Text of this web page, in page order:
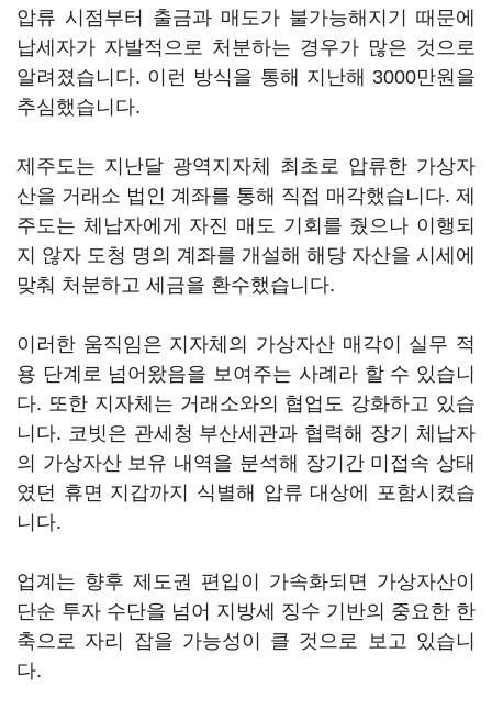
압류 시점부터 출금과 매도가 불가능해지기 때문에
납세자가 자발적으로 처분하는 경우가 많은 것으로
알려졌습니다. 이런 방식을 통해 지난해 3000만원을
추심했습니다.
제주도는 지난달 광역지자체 최초로 압류한 가상자
산을 거래소 법인 계좌를 통해 직접 매각했습니다. 제
주도는 체납자에게 자진 매도 기회를 줬으나 이행되
지 않자 도청 명의 계좌를 개설해 해당 자산을 시세에
맞춰 처분하고 세금을 환수했습니다.
이러한 움직임은 지자체의 가상자산 매각이 실무 적
용 단계로 넘어왔음을 보여주는 사례라 할 수 있습니
다. 또한 지자체는 거래소와의 협업도 강화하고 있습
니다. 코빗은 관세청 부산세관과 협력해 장기 체납자
의 가상자산 보유 내역을 분석해 장기간 미접속 상태
였던 휴면 지갑까지 식별해 압류 대상에 포함시켰습
니다.
업계는 향후 제도권 편입이 가속화되면 가상자산이
단순 투자 수단을 넘어 지방세 징수 기반의 중요한 한
축으로 자리 잡을 가능성이 클 것으로 보고 있습니
다.